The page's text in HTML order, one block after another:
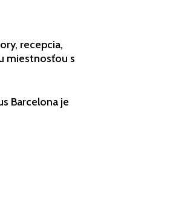
recepcia,
miestnosťou s
Barcelona je